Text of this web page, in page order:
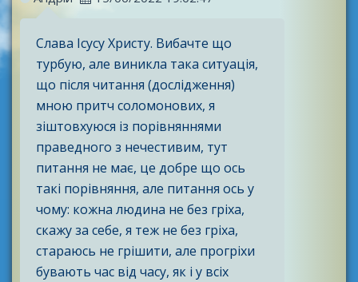
Слава Ісусу Христу. Вибачте що
турбую, але виникла така ситуація,
що після читання (дослідження)
мною притч соломонових, я
зіштовхуюся із порівняннями
праведного з нечестивим, тут
питання не має, це добре що ось
такі порівняння, але питання ось у
чому: кожна людина не без гріха,
скажу за себе, я теж не без гріха,
стараюсь не грішити, але прогріхи
бувають час від часу, як і у всіх